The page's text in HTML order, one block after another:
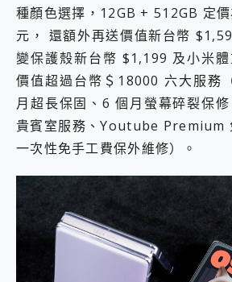
種顏色選擇，12GB + 512GB 定
元， 還額外再送價值新台幣
變保護殼新台幣 $1,199 及小米
價值超過台幣＄18000 六大服務
月超長保固、6 個月螢幕碎裂保
貴賓室服務、Youtube Premium
一次性免手工費保外維修）。